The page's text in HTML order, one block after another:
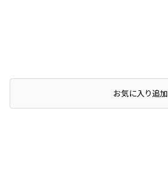
お気に入り追加